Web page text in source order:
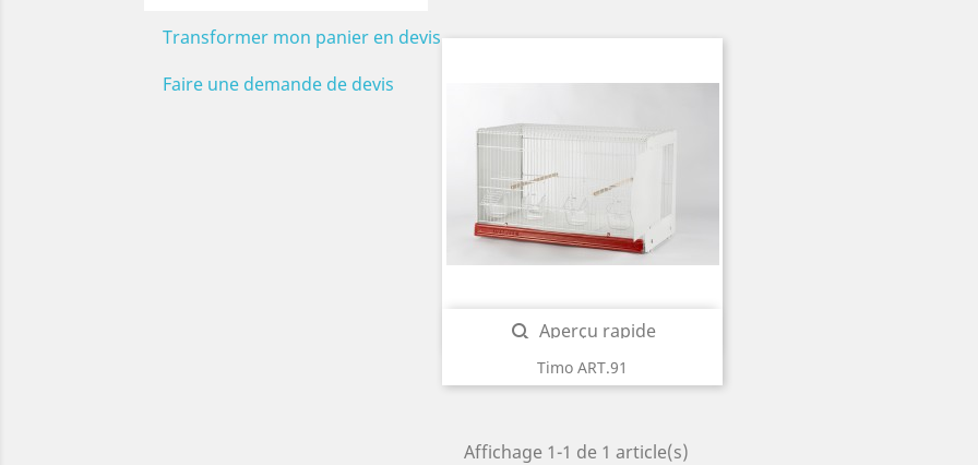
Transformer mon panier en devis
Faire une demande de devis
Timo ART.91
 Aperçu rapide
Affichage 1-1 de 1 article(s)